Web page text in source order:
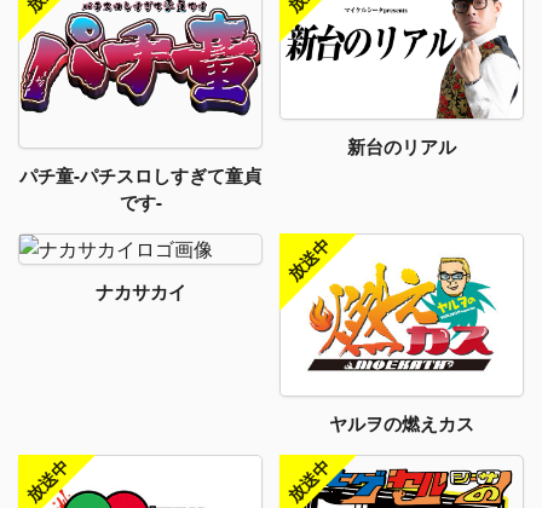
パチ童-パチスロしすぎて童貞
です-
新台のリアル
ナカサカイ
ヤルヲの燃えカス